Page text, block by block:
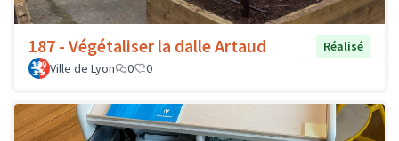
187 - Végétaliser la dalle Artaud
Réalisé
Ville de Lyon
0 0